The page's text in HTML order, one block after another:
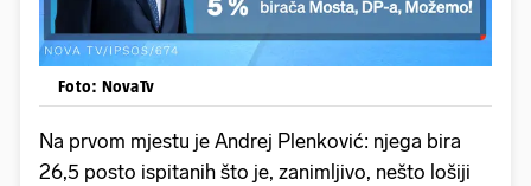
Foto: NovaTv
Na prvom mjestu je Andrej Plenković: njega bira
26,5 posto ispitanih što je, zanimljivo, nešto lošiji